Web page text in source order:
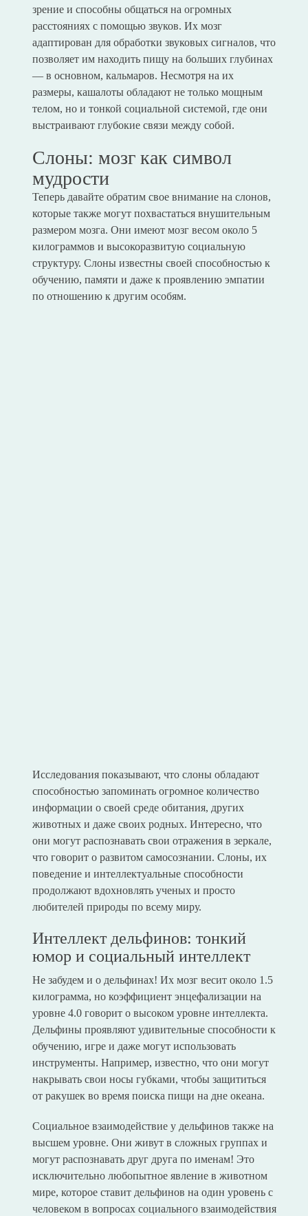
зрение и способны общаться на огромных
расстояниях с помощью звуков. Их мозг
адаптирован для обработки звуковых сигналов, что
позволяет им находить пищу на больших глубинах
— в основном, кальмаров. Несмотря на их
размеры, кашалоты обладают не только мощным
телом, но и тонкой социальной системой, где они
выстраивают глубокие связи между собой.
Слоны: мозг как символ
мудрости
Теперь давайте обратим свое внимание на слонов,
которые также могут похвастаться внушительным
размером мозга. Они имеют мозг весом около 5
килограммов и высокоразвитую социальную
структуру. Слоны известны своей способностью к
обучению, памяти и даже к проявлению эмпатии
по отношению к другим особям.
Исследования показывают, что слоны обладают
способностью запоминать огромное количество
информации о своей среде обитания, других
животных и даже своих родных. Интересно, что
они могут распознавать свои отражения в зеркале,
что говорит о развитом самосознании. Слоны, их
поведение и интеллектуальные способности
продолжают вдохновлять ученых и просто
любителей природы по всему миру.
Интеллект дельфинов: тонкий
юмор и социальный интеллект
Не забудем и о дельфинах! Их мозг весит около 1.5
килограмма, но коэффициент энцефализации на
уровне 4.0 говорит о высоком уровне интеллекта.
Дельфины проявляют удивительные способности к
обучению, игре и даже могут использовать
инструменты. Например, известно, что они могут
накрывать свои носы губками, чтобы защититься
от ракушек во время поиска пищи на дне океана.
Социальное взаимодействие у дельфинов также на
высшем уровне. Они живут в сложных группах и
могут распознавать друг друга по именам! Это
исключительно любопытное явление в животном
мире, которое ставит дельфинов на один уровень с
человеком в вопросах социального взаимодействия